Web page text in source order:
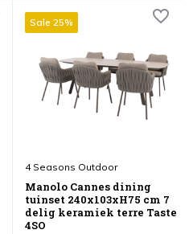
Sale 25%
4 Seasons Outdoor
Manolo Cannes dining
tuinset 240x103xH75 cm 7
delig keramiek terre Taste
4SO